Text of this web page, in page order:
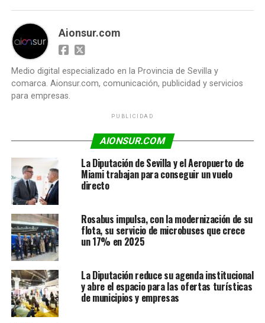
Aionsur.com
Medio digital especializado en la Provincia de Sevilla y
comarca. Aionsur.com, comunicación, publicidad y servicios
para empresas.
PUBLICIDAD
AIONSUR.COM
La Diputación de Sevilla y el Aeropuerto de
Miami trabajan para conseguir un vuelo
directo
Rosabus impulsa, con la modernización de su
flota, su servicio de microbuses que crece
un 17% en 2025
La Diputación reduce su agenda institucional
y abre el espacio para las ofertas turísticas
de municipios y empresas